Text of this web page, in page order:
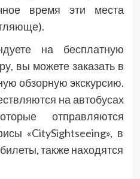
время эти места
на бесплатную
вы можете заказать в
обзорную экскурсию.
на автобусах
отправляются
«CitySightseeing», в
также находятся